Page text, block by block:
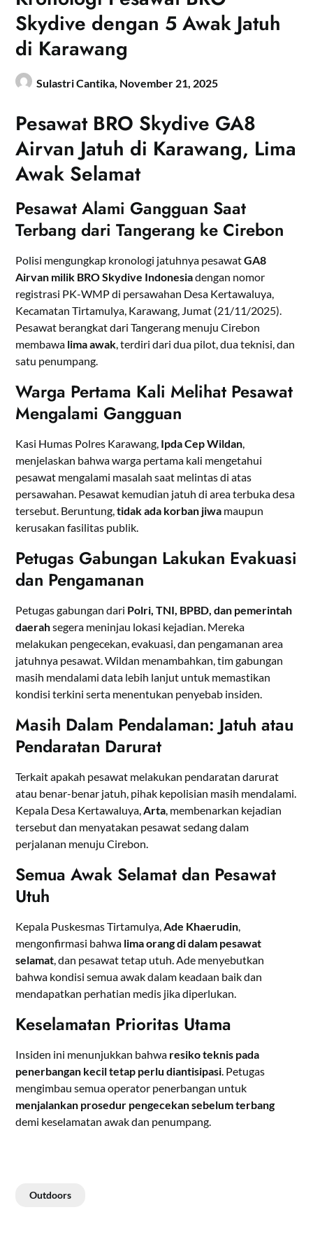
Skydive dengan 5 Awak Jatuh
di Karawang
Sulastri Cantika, November 21, 2025
Pesawat BRO Skydive GA8
Airvan Jatuh di Karawang, Lima
Awak Selamat
Pesawat Alami Gangguan Saat
Terbang dari Tangerang ke Cirebon
Polisi mengungkap kronologi jatuhnya pesawatGA8
Airvan milik BRO Skydive Indonesiadengan nomor
registrasi PK-WMP di persawahan Desa Kertawaluya,
Kecamatan Tirtamulya, Karawang, Jumat (21/11/2025).
Pesawat berangkat dari Tangerang menuju Cirebon
membawa lima awak , terdiri dari dua pilot, dua teknisi, dan
satu penumpang.
Warga Pertama Kali Melihat Pesawat
Mengalami Gangguan
Kasi Humas Polres Karawang, Ipda Cep Wildan
menjelaskan bahwa warga pertama kali mengetahui
pesawat mengalami masalah saat melintas di atas
persawahan. Pesawat kemudian jatuh di area terbuka desa
tersebut. Beruntung,tidak ada korban jiwa maupun
kerusakan fasilitas publik.
Petugas Gabungan Lakukan Evakuasi
dan Pengamanan
Petugas gabungan dari Polri, TNI, BPBD, dan pemerintah
daerahsegera meninjau lokasi kejadian. Mereka
melakukan pengecekan, evakuasi, dan pengamanan area
jatuhnya pesawat. Wildan menambahkan, tim gabungan
masih mendalami data lebih lanjut untuk memastikan
kondisi terkini serta menentukan penyebab insiden.
Masih Dalam Pendalaman: Jatuh atau
Pendaratan Darurat
Terkait apakah pesawat melakukan pendaratan darurat
atau benar-benar jatuh, pihak kepolisian masih mendalami.
Kepala Desa Kertawaluya, Arta , membenarkan kejadian
tersebut dan menyatakan pesawat sedang dalam
perjalanan menuju Cirebon.
Semua Awak Selamat dan Pesawat
Utuh
Kepala Puskesmas Tirtamulya, Ade Khaerudin
mengonfirmasi bahwa lima orang di dalam pesawat
selamat , dan pesawat tetap utuh. Ade menyebutkan
bahwa kondisi semua awak dalam keadaan baik dan
mendapatkan perhatian medis jika diperlukan.
Keselamatan Prioritas Utama
Insiden ini menunjukkan bahwa resiko teknis pada
penerbangan kecil tetap perlu diantisipasi . Petugas
mengimbau semua operator penerbangan untuk
menjalankan prosedur pengecekan sebelum terbang
demi keselamatan awak dan penumpang.
Outdoors